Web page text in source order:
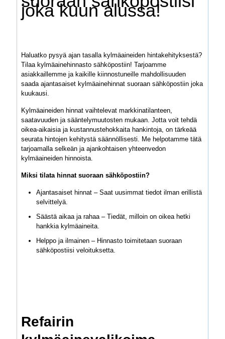
joka kuun alussa!
Haluatko pysyä ajan tasalla kylmäaineiden hintakehityksestä?
Tilaa kylmäainehinnasto sähköpostiin! Tarjoamme
asiakkaillemme ja kaikille kiinnostuneille mahdollisuuden
saada ajantasaiset kylmäainehinnat suoraan sähköpostiin joka
kuukausi.
Kylmäaineiden hinnat vaihtelevat markkinatilanteen,
saatavuuden ja sääntelymuutosten mukaan. Jotta voit tehdä
oikea-aikaisia ja kustannustehokkaita hankintoja, on tärkeää
seurata hintojen kehitystä säännöllisesti. Me helpotamme tätä
tarjoamalla selkeän ja ajankohtaisen yhteenvedon
kylmäaineiden hinnoista.
Miksi tilata hinnat suoraan sähköpostiin?
Ajantasaiset hinnat – Saat uusimmat tiedot ilman erillistä
selvittelyä.
Säästä aikaa ja rahaa – Tiedät, milloin on oikea hetki
hankkia kylmäaineita.
Helppo ja ilmainen – Hinnasto toimitetaan suoraan
sähköpostiisi veloituksetta.
Refairin